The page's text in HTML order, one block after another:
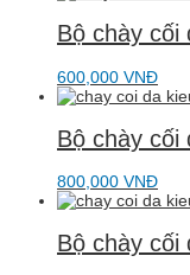
Bộ chày cối
600,000 VNĐ
Bộ chày cối
800,000 VNĐ
Bộ chày cối